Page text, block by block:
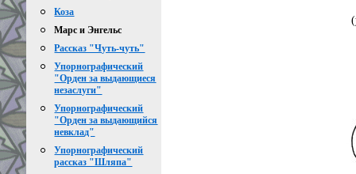
Коза
Марс и Энгельс
Рассказ "Чуть-чуть"
Упорнографический
"Орден за выдающиеся
незаслуги"
Упорнографический
"Орден за выдающийся
невклад"
Упорнографический
рассказ "Шляпа"